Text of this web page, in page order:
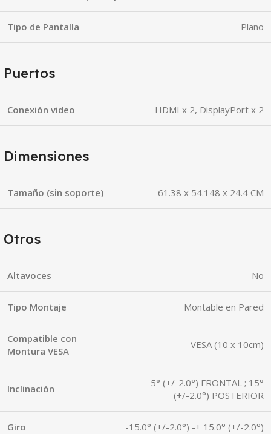
Tipo de Pantalla Plano
Puertos
Conexión video HDMI x 2, DisplayPort x 2
Dimensiones
Tamaño (sin soporte) 61.38 x 54.148 x 24.4 CM
Otros
Altavoces No
Tipo Montaje Montable en Pared
Compatible con
Montura VESA
VESA (10 x 10cm)
Inclinación
5° (+/-2.0°) FRONTAL ; 15°
(+/-2.0°) POSTERIOR
Giro -15.0° (+/-2.0°) -+ 15.0° (+/-2.0°)